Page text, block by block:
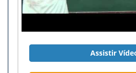
Assistir